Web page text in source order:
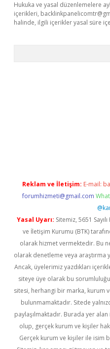
Hukuka ve yasal düzenlemelere
içerikleri,
halinde, ilgili içerikler yasal süre
Reklam ve İletişim: E-mail:
forumhizmeti@gmail.com
Yasal Uyarı: Sitemiz, 5651
ve İletişim Kurumu (BTK)
olarak hizmet vermektedir. Bu
olarak denetleme veya araştırma
Ancak, üyelerimiz yazdıkları
siteye üye olarak bu
sitesi, herhangi bir marka, kurum
bulunmamaktadır. Sitede
paylaşılmaktadır. Burada yer
olup, gerçek kurum ve kişiler
Gerçek kurum ve kişiler ile isim